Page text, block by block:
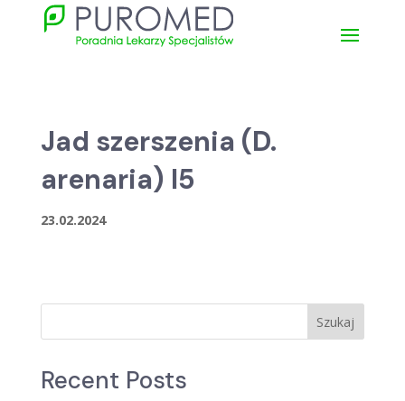
Jad szerszenia (D.
arenaria) I5
23.02.2024
Szukaj
Recent Posts